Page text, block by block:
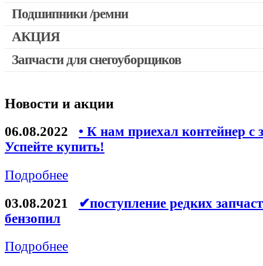
Патроны для шуруповертов / перфораторов
Запчасти для перфораторов и отбойных молотков
Запчасти для УШМ (болгарок)
Конденсаторы
Якоря, статоры
Аккумуляторы, зарядные устройства
Ремни для электроинструмента
Подшипники /ремни
АКЦИЯ
Скидка 50%
Запчасти для снегоуборщиков
Новости и акции
06.08.2022
• К нам приехал контейнер с
Успейте купить!
Подробнее
03.08.2021
✔поступление редких
бензопил
Подробнее